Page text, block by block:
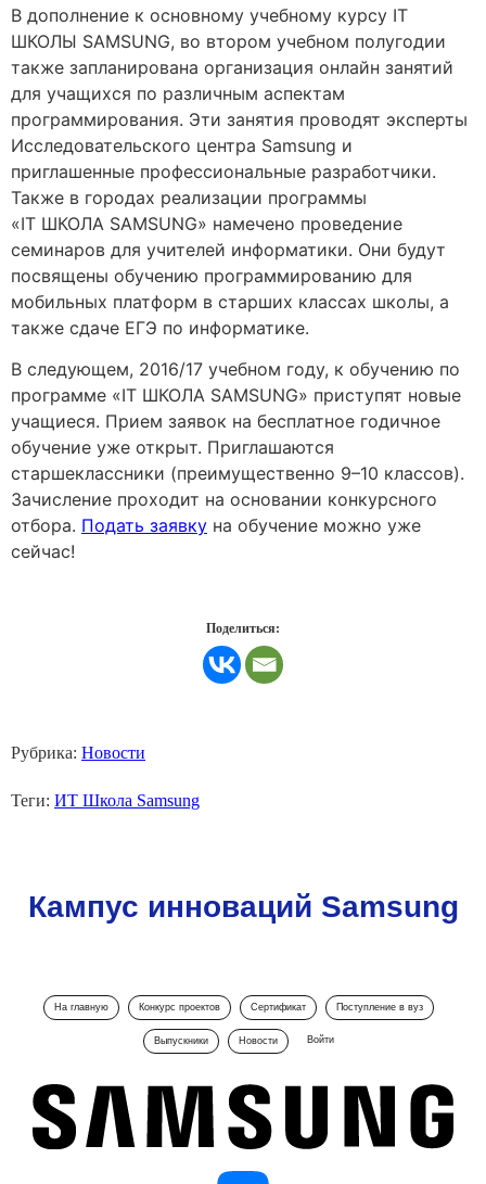
В дополнение к основному учебному курсу IT
ШКОЛЫ SAMSUNG, во втором учебном полугодии
также запланирована организация онлайн занятий
для учащихся по различным аспектам
программирования. Эти занятия проводят эксперты
Исследовательского центра Samsung и
приглашенные профессиональные разработчики.
Также в городах реализации программы
«IT ШКОЛА SAMSUNG» намечено проведение
семинаров для учителей информатики. Они будут
посвящены обучению программированию для
мобильных платформ в старших классах школы, а
также сдаче ЕГЭ по информатике.
В следующем, 2016/17 учебном году, к обучению по
программе «IT ШКОЛА SAMSUNG» приступят новые
учащиеся. Прием заявок на бесплатное годичное
обучение уже открыт. Приглашаются
старшеклассники (преимущественно 9–10 классов).
Зачисление проходит на основании конкурсного
отбора. Подать заявку на обучение можно уже
сейчас!
Поделиться:
Рубрика: Новости
Теги: ИТ Школа Samsung
Кампус инноваций Samsung
На главную Конкурс проектов Сертификат Поступление в вуз
Выпускники Новости Войти